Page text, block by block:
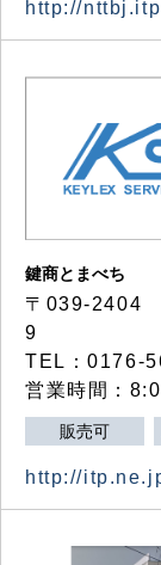
http://
鍵商とまべち
〒039-2404
9
TEL：0176-
営業時間：
販売可
http://